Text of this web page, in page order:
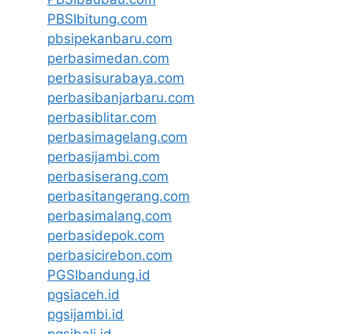
PBSIbitung.com
pbsipekanbaru.com
perbasimedan.com
perbasisurabaya.com
perbasibanjarbaru.com
perbasiblitar.com
perbasimagelang.com
perbasijambi.com
perbasiserang.com
perbasitangerang.com
perbasimalang.com
perbasidepok.com
perbasicirebon.com
PGSIbandung.id
pgsiaceh.id
pgsijambi.id